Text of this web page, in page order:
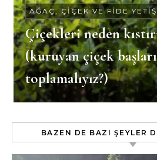
AĞAÇ, ÇIÇEK VE FIDE
Çiçekleri neden
(kuruyan çiçek
toplamalıyız?)
BAZEN DE BAZI ŞEYLER